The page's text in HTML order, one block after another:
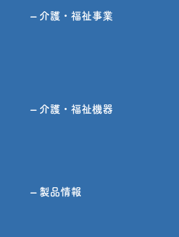
– 介護・福祉事業
– 介護・福祉機器
– 製品情報